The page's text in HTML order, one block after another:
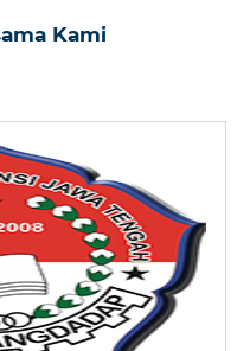
Kami